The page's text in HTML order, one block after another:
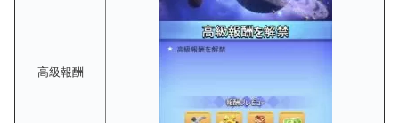
高級報酬